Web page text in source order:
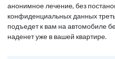
анонимное лечение, без
конфиденциальных данных
подъедет к вам на автомобиле
наденет уже в вашей квартире.